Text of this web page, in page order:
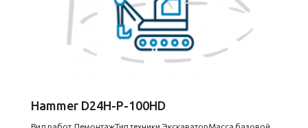
Hammer D24H-P-100HD
Вид работ ДемонтажТип техники ЭкскаваторМасса базовой